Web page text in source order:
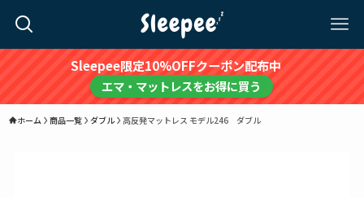
Sleepee限定10%OFFクーポン配布中
エマ・マットレスをお得に買う
ホーム 商品一覧 ダブル 高反発マットレス モデル246 ダブル